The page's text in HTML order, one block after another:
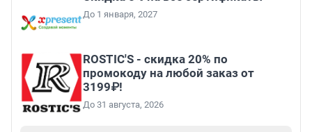
До 1 января, 2027
ROSTIC'S - скидка 20% по
промокоду на любой заказ от
3199₽!
До 31 августа, 2026